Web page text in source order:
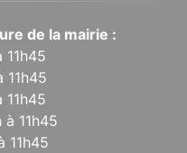
de la mairie :
11h45
11h45
11h45
11h45
11h45